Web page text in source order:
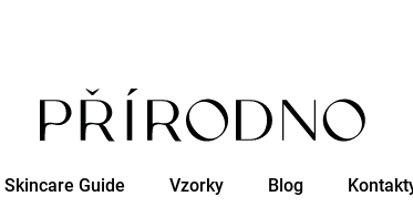
Skincare Guide Vzorky Blog
Co potřebujete najít?